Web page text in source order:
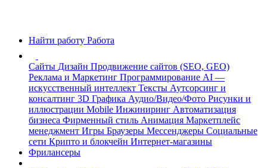
Найти работу Работа
Сайты Дизайн Продвижение сайтов (SEO, GEO)
Реклама и Маркетинг Программирование AI —
искусственный интеллект Тексты Аутсорсинг и
консалтинг 3D Графика Аудио/Видео/Фото Рисунки и
иллюстрации Mobile Инжиниринг Автоматизация
бизнеса Фирменный стиль Анимация Маркетплейс
менеджмент Игры Браузеры Мессенджеры Социальные
сети Крипто и блокчейн Интернет-магазины
Фрилансеры